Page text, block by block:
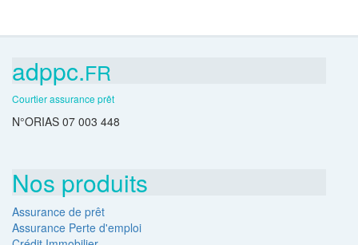
adppc.FR
Courtier assurance prêt
N°ORIAS 07 003 448
Nos produits
Assurance de prêt
Assurance Perte d'emploi